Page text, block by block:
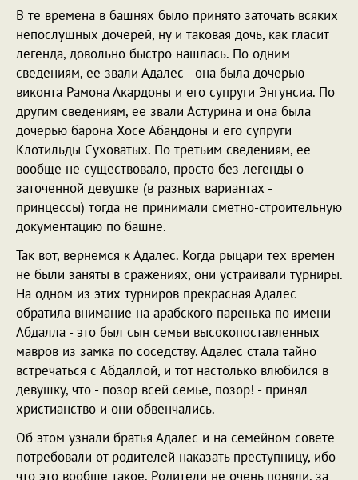
В те времена в башнях было принято заточать всяких
непослушных дочерей, ну и таковая дочь, как гласит
легенда, довольно быстро нашлась. По одним
сведениям, ее звали Адалес - она была дочерью
виконта Рамона Акардоны и его супруги Энгунсиа. По
другим сведениям, ее звали Астурина и она была
дочерью барона Хосе Абандоны и его супруги
Клотильды Суховатых. По третьим сведениям, ее
вообще не существовало, просто без легенды о
заточенной девушке (в разных вариантах -
принцессы) тогда не принимали сметно-строительную
документацию по башне.
Так вот, вернемся к Адалес. Когда рыцари тех времен
не были заняты в сражениях, они устраивали турниры.
На одном из этих турниров прекрасная Адалес
обратила внимание на арабского паренька по имени
Абдалла - это был сын семьи высокопоставленных
мавров из замка по соседству. Адалес стала тайно
встречаться с Абдаллой, и тот настолько влюбился в
девушку, что - позор всей семье, позор! - принял
христианство и они обвенчались.
Об этом узнали братья Адалес и на семейном совете
потребовали от родителей наказать преступницу, ибо
что это вообще такое. Родители не очень поняли, за